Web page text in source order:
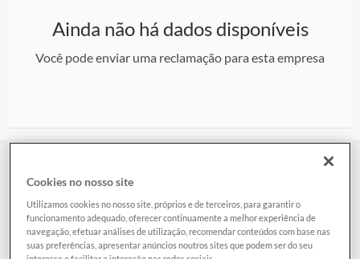
Ainda não há dados disponíveis
Você pode enviar uma reclamação para esta empresa
Como funciona?
Escreva a sua reclamação e envie diretamente para a
empresa
Cookies no nosso site
Utilizamos cookies no nosso site, próprios e de terceiros, para garantir o
funcionamento adequado, oferecer continuamente a melhor experiência de
navegação, efetuar análises de utilização, recomendar conteúdos com base nas
suas preferências, apresentar anúncios noutros sites que podem ser do seu